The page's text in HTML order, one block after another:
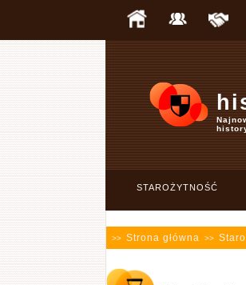
STAROŻYTNOŚĆ
>> Strona główna >>